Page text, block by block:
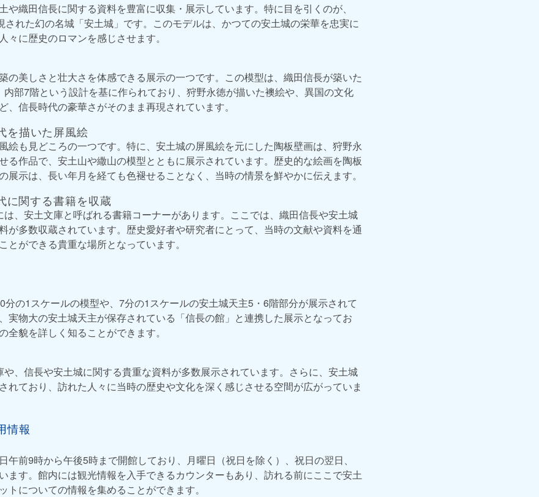
や織田信長に関する資料を豊富に収集・展示しています。特に目を引くのが、
された幻の名城「安土城」です。このモデルは、かつての安土城の栄華を忠実に
々に歴史のロマンを感じさせます。
の美しさと壮大さを体感できる展示の一つです。この模型は、織田信長が築いた
部7階という設計を基に作られており、狩野永徳が描いた襖絵や、異国の文化
、信長時代の豪華さがそのまま再現されています。
を描いた屏風絵
絵も見どころの一つです。特に、安土城の屏風絵を元にした陶板壁画は、狩野永
る作品で、安土山や繖山の模型とともに展示されています。歴史的な絵画を陶板
展示は、長い年月を経ても色褪せることなく、当時の情景を鮮やかに伝えます。
に関する書籍を収蔵
、安土文庫と呼ばれる書籍コーナーがあります。ここでは、織田信長や安土城
が多数収蔵されています。歴史愛好者や研究者にとって、当時の文献や資料を通
とができる貴重な場所となっています。
分の1スケールの模型や、7分の1スケールの安土城天主5・6階部分が展示されて
実物大の安土城天主が保存されている「信長の館」と連携した展示となってお
全貌を詳しく知ることができます。
、信長や安土城に関する貴重な資料が多数展示されています。さらに、安土城
れており、訪れた人々に当時の歴史や文化を深く感じさせる空間が広がっていま
情報
午前9時から午後5時まで開館しており、月曜日（祝日を除く）、祝日の翌日、
ます。館内には観光情報を入手できるカウンターもあり、訪れる前にここで安土
トについての情報を集めることができます。